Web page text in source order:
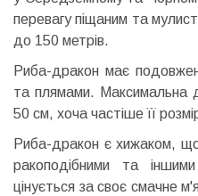
перевагу піщаним та
до 150 метрів.
Риба-дракон має
та плямами. Максимальна
50 см, хоча частіше її
Риба-дракон є хижаком,
ракоподібними та
цінується за своє смачне